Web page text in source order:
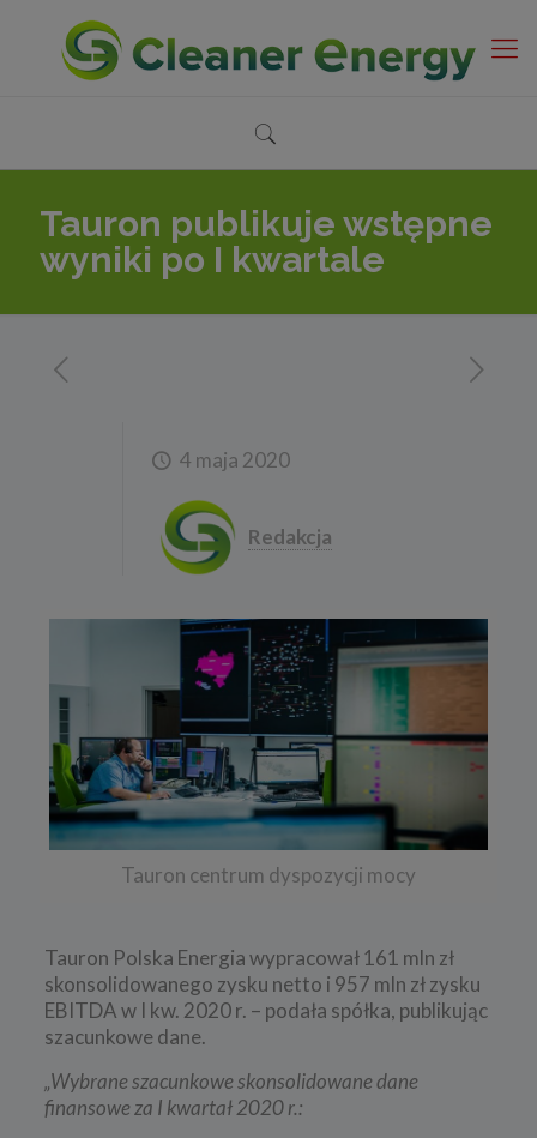
Tauron publikuje wstępne
wyniki po I kwartale
4 maja 2020
Redakcja
Tauron centrum dyspozycji mocy
Tauron Polska Energia wypracował 161 mln zł
skonsolidowanego zysku netto i 957 mln zł zysku
EBITDA w I kw. 2020 r. – podała spółka, publikując
szacunkowe dane.
„Wybrane szacunkowe skonsolidowane dane
finansowe za I kwartał 2020 r.: